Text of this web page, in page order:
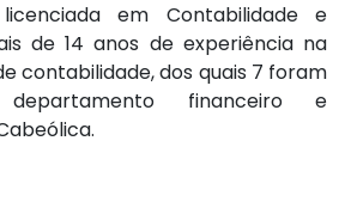
em Contabilidade e
de 14 anos de experiência na
contabilidade, dos quais 7 foram
financeiro e